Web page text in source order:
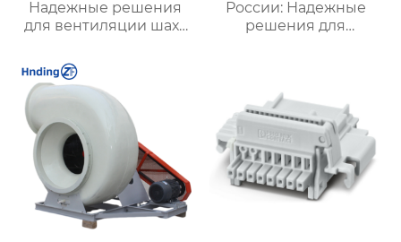
Надежные решения
для вентиляции шахт
| Купить с доставкой
России: Надежные
решения для